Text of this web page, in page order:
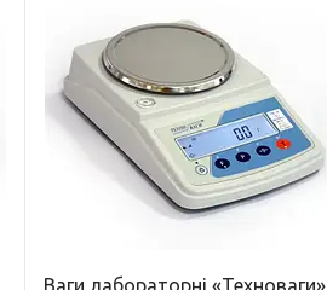
Ваги лабораторні «Техноваги»